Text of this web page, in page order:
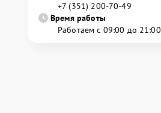
+7 (351) 200-70-49
Время работы
Работаем с 09:00 до 21:00